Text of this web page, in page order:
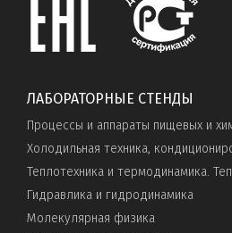
ЛАБОРАТОРНЫЕ СТЕНДЫ
Процессы и аппараты пищевых и
Холодильная техника,
Теплотехника и термодинамика.
Гидравлика и гидродинамика
Молекулярная физика